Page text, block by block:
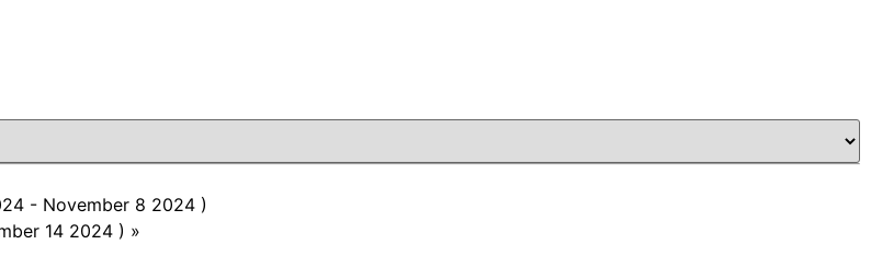
- November 8 2024 )
14 2024 ) »